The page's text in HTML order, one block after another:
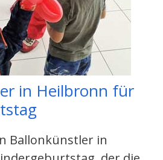
in Heilbronn für
Ballonkünstler in